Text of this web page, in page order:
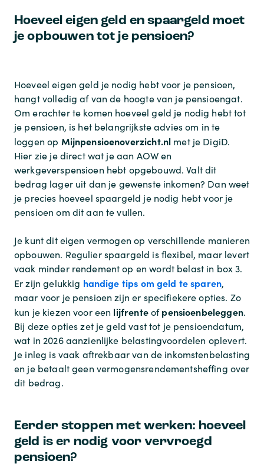
Hoeveel eigen geld en spaargeld moet
je opbouwen tot je pensioen?
Hoeveel eigen geld je nodig hebt voor je pensioen,
hangt volledig af van de hoogte van je pensioengat.
Om erachter te komen hoeveel geld je nodig hebt tot
je pensioen, is het belangrijkste advies om in te
loggen op Mijnpensioenoverzicht.nl met je DigiD.
Hier zie je direct wat je aan AOW en
werkgeverspensioen hebt opgebouwd. Valt dit
bedrag lager uit dan je gewenste inkomen? Dan weet
je precies hoeveel spaargeld je nodig hebt voor je
pensioen om dit aan te vullen.
Je kunt dit eigen vermogen op verschillende manieren
opbouwen. Regulier spaargeld is flexibel, maar levert
vaak minder rendement op en wordt belast in box 3.
Er zijn gelukkig handige tips om geld te sparen,
maar voor je pensioen zijn er specifiekere opties. Zo
kun je kiezen voor een lijfrenteofpensioenbeleggen.
Bij deze opties zet je geld vast tot je pensioendatum,
wat in 2026 aanzienlijke belastingvoordelen oplevert.
Je inleg is vaak aftrekbaar van de inkomstenbelasting
en je betaalt geen vermogensrendementsheffing over
dit bedrag.
Eerder stoppen met werken: hoeveel
geld is er nodig voor vervroegd
pensioen?